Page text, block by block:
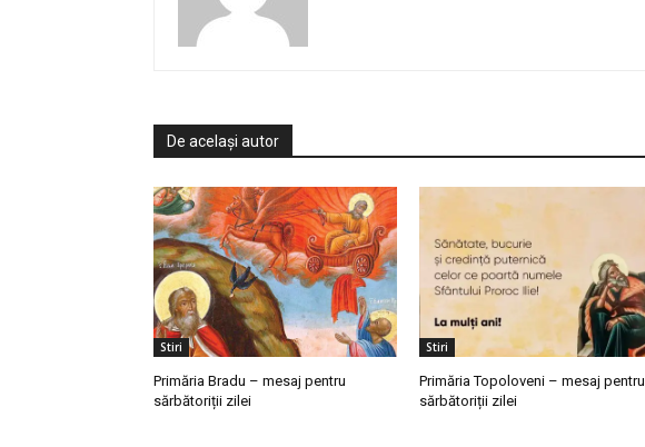
De același autor
Stiri
Primăria Bradu – mesaj pentru
sărbătoriții zilei
Stiri
Primăria Topoloveni – mesaj pentru
sărbătoriții zilei